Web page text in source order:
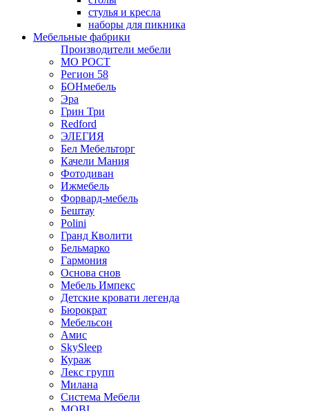
стулья и кресла
наборы для пикника
Мебельные фабрики
Производители мебели
МО РОСТ
Регион 58
БОНмебель
Эра
Грин Три
Redford
ЭЛЕГИЯ
Бел Мебельторг
Качели Мания
Фотодиван
Ижмебель
Форвард-мебель
Бештау
Polini
Гранд Кволити
Бельмарко
Гармония
Основа снов
Мебель Импекс
Детские кровати легенда
Бюрократ
Мебельсон
Амис
SkySleep
Кураж
Лекс групп
Милана
Система Мебели